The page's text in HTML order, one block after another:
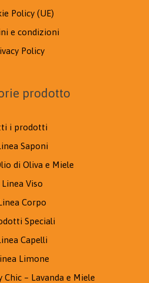
Policy (UE)
e condizioni
Policy
prodotto
i prodotti
Saponi
di Oliva e Miele
Linea Viso
Corpo
Speciali
Capelli
Limone
Chic – Lavanda e Miele